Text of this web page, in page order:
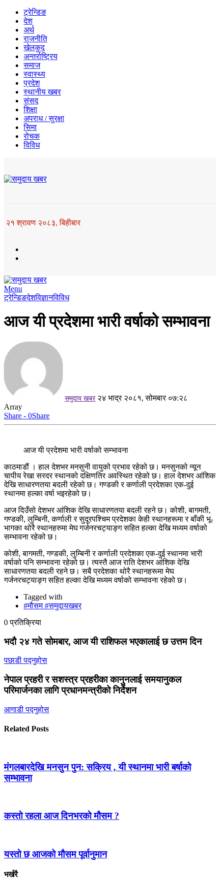
ट्रेन्डिङ
देश
अर्थ
राजनीति
खेलकुद
अन्तर्राष्ट्रिय
समाज
स्वास्थ्य
प्रदेश
स्थानीय खबर
संसद
शिक्षा
अपराध / सुरक्षा
सिमा
रोचक
विविध
२१ श्रावण २०८३, बिहीबार
Menu
ट्रेन्डिङदेशविज्ञानविविध
आज यी प्रदेशमा भारी वर्षाको सम्भावना
समुदाय खबर २४ भाद्र २०८१, सोमबार ०७:२८
Array
Share - 0Share
आज यी प्रदेशमा भारी वर्षाको सम्भावना
काठमाडौं । हाल देशभर मनसुनी वायुको प्रभाव रहेको छ। मनसुनको न्यून
चापीय रेखा सरदर स्थानको दक्षिणतिर अवस्थित रहेको छ। हाल देशभर आंशिक
देखि साधारणतया बदली रहेको छ। गण्डकी र कर्णाली प्रदेशका एक-दुई
स्थानमा हल्का वर्षा भइरहेको छ।
आज दिउँसो देशभर आंशिक देखि साधारणतया बदली रहने छ। कोशी, बागमती,
गण्डकी, लुम्बिनी, कर्णाली र सुदूरपश्चिम प्रदेशका केही स्थानहरूमा र बाँकी भू-
भागका थोरै स्थानहरुमा मेघ गर्जनरचट्याङ्ग सहित हल्का देखि मध्यम वर्षाको
सम्भावना रहेको छ।
कोशी, बागमती, गण्डकी, लुम्बिनी र कर्णाली प्रदेशका एक-दुई स्थानमा भारी
वर्षाको पनि सम्भावना रहेको छ। त्यस्तै आज राति देशभर आंशिक देखि
साधारणतया बदली रहने छ। सबै प्रदेशका थोरै स्थानहरूमा मेघ
गर्जनरचट्याङ्ग सहित हल्का देखि मध्यम वर्षाको सम्भावना रहेको छ।
Tagged with
#मौसम #समुदायखबर
0 प्रतिक्रिया
भदौ २४ गते सोमबार, आज यी राशिफल भएकालाई छ उत्तम दिन
पछाडी पद्नुहोस
नेपाल प्रहरी र सशस्त्र प्रहरीका कानुनलाई समयानुकल
परिमार्जनका लागि प्रधानमन्त्रीको निर्देशन
आगाडी पद्नुहोस
Related Posts
मंगलबारदेखि मनसुन पुन: सक्रिय , यी स्थानमा भारी बर्षाको
सम्भावना
कस्तो रहला आज दिनभरको मौसम ?
यस्तो छ आजको मौसम पूर्वानुमान
भर्खरै